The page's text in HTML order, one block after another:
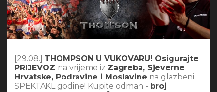
[29.08.] THOMPSON U VUKOVARU! Osigurajte
PRIJEVOZ na vrijeme iz Zagreba, Sjeverne
Hrvatske, Podravine i Moslavine na glazbeni
SPEKTAKL godine! Kupite odmah - broj